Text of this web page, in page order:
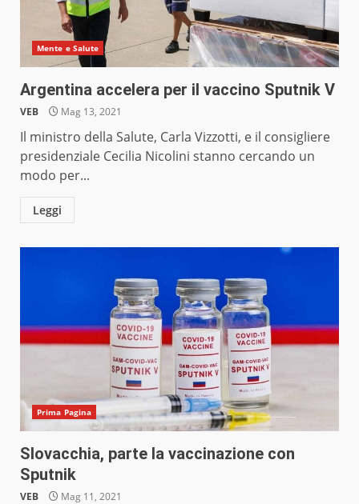
Mente e Salute
Argentina accelera per il vaccino Sputnik V
VEB Mag 13, 2021
Il ministro della Salute, Carla Vizzotti, e il consigliere
presidenziale Cecilia Nicolini stanno cercando un
modo per...
Leggi
Prima Pagina
Slovacchia, parte la vaccinazione con
Sputnik
VEB Mag 11, 2021